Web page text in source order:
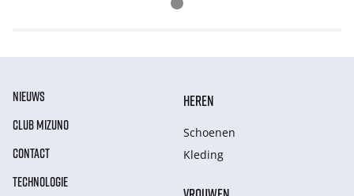
NIEUWS
CLUB MIZUNO
CONTACT
TECHNOLOGIE
HEREN
Schoenen
Kleding